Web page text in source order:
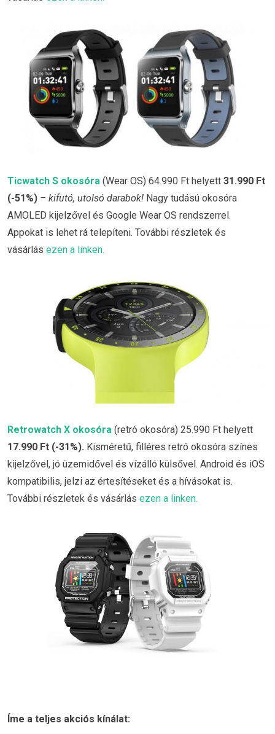
Ticwatch S okosóra (Wear OS) 64.990 Ft helyett 31.990 Ft
(-51%) – kifutó, utolsó darabok! Nagy tudású okosóra
AMOLED kijelzővel és Google Wear OS rendszerrel.
Appokat is lehet rá telepíteni. További részletek és
vásárlás ezen a linken.
Retrowatch X okosóra (retró okosóra) 25.990 Ft helyett
17.990 Ft (-31%). Kisméretű, filléres retró okosóra színes
kijelzővel, jó üzemidővel és vízálló külsővel. Android és iOS
kompatibilis, jelzi az értesítéseket és a hívásokat is.
További részletek és vásárlás ezen a linken.
Íme a teljes akciós kínálat: